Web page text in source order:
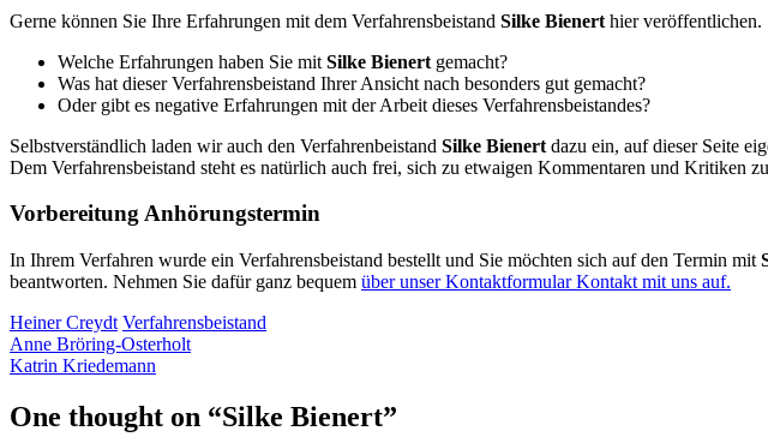
Gerne können Sie Ihre Erfahrungen mit dem Verfahrensbeistand Silke Bienert hier veröffentlichen.
Welche Erfahrungen haben Sie mit Silke Bienert gemacht?
Was hat dieser Verfahrensbeistand Ihrer Ansicht nach besonders gut gemacht?
Oder gibt es negative Erfahrungen mit der Arbeit dieses Verfahrensbeistandes?
Selbstverständlich laden wir auch den Verfahrenbeistand Silke Bienert dazu ein, auf dieser Seite
Dem Verfahrensbeistand steht es natürlich auch frei, sich zu etwaigen Kommentaren und Kritiken
Vorbereitung Anhörungstermin
In Ihrem Verfahren wurde ein Verfahrensbeistand bestellt und Sie möchten sich auf den Termin mit
beantworten. Nehmen Sie dafür ganz bequem über unser Kontaktformular Kontakt mit uns auf.
Heiner Creydt Verfahrensbeistand
Anne Bröring-Osterholt
Katrin Kriedemann
One thought on “Silke Bienert”